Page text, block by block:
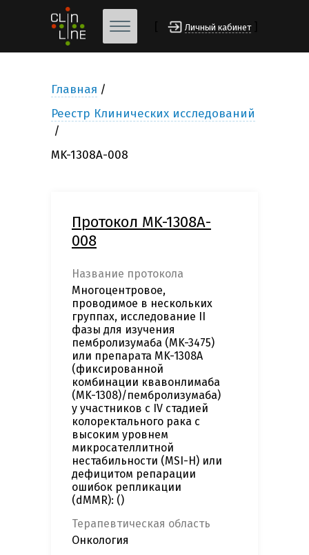
Личный кабинет
Главная
Реестр Клинических исследований
MK-1308A-008
Протокол MK-1308A-
008
Название протокола
Многоцентровое,
проводимое в нескольких
группах, исследование II
фазы для изучения
пембролизумаба (MK-3475)
или препарата MK-1308A
(фиксированной
комбинации квавонлимаба
(MK-1308)/пембролизумаба)
у участников с IV стадией
колоректального рака с
высоким уровнем
микросателлитной
нестабильности (MSI-H) или
дефицитом репарации
ошибок репликации
(dMMR): ()
Терапевтическая область
Онкология